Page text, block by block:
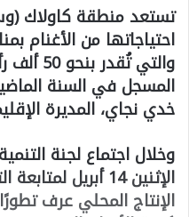
تستعد منطقة كاولاك
والتي
المسجل في السنة
خدي نجاي، المديرة
وخلال اجتماع لجنة
الإثنين 14 أبريل
الإنتاج المحلي عرف